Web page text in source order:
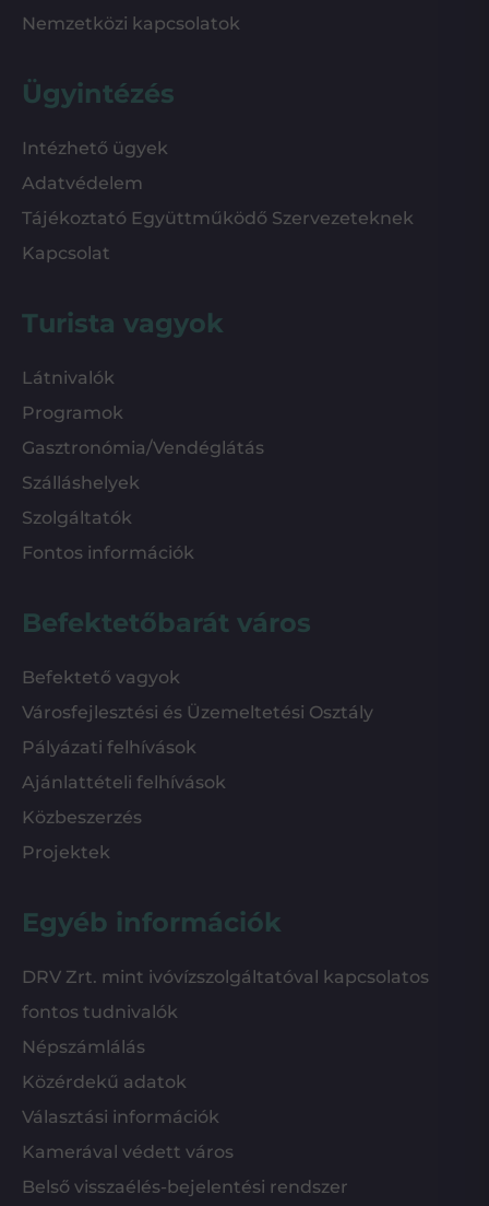
Nemzetközi kapcsolatok
Ügyintézés
Intézhető ügyek
Adatvédelem
Tájékoztató Együttműködő Szervezeteknek
Kapcsolat
Turista vagyok
Látnivalók
Programok
Gasztronómia/Vendéglátás
Szálláshelyek
Szolgáltatók
Fontos információk
Befektetőbarát város
Befektető vagyok
Városfejlesztési és Üzemeltetési Osztály
Pályázati felhívások
Ajánlattételi felhívások
Közbeszerzés
Projektek
Egyéb információk
DRV Zrt. mint ivóvízszolgáltatóval kapcsolatos
fontos tudnivalók
Népszámlálás
Közérdekű adatok
Választási információk
Kamerával védett város
Belső visszaélés-bejelentési rendszer